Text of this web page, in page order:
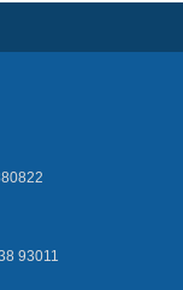
93011